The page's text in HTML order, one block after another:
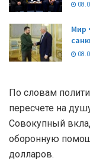
Мир
По словам
пересчете на
Совокупный
оборонную
долларов.